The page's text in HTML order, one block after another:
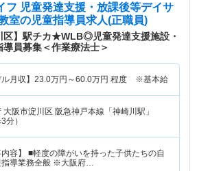
フ 児童発達支援・放課後等デイサ
室の児童指導員求人(正職員)
区】駅チカ★WLB◎児童発達支援施設・
員募集＜作業療法士＞
ル月収】 23.0万円～60.0万円 程度 ※基本給
大阪市淀川区 阪急神戸本線「神崎川駅」
分）
内容】 ■軽度の障がいを持った子供たちの自
立支援指導業務全般 ※大阪府…